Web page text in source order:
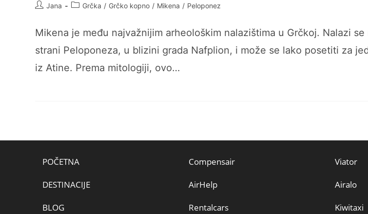
PostJana
PostGrčka / Grčko kopno / Mikena / Peloponez
Mikena je među najvažnijim arheološkim nalazištima u Grčkoj. Nalazi
strani Peloponeza, u blizini grada Nafplion, i može se lako posetiti za
iz Atine. Prema mitologiji, ovo…
POČETNA
DESTINACIJE
BLOG
Compensair
AirHelp
Rentalcars
Viator
Airalo
Kiwitaxi